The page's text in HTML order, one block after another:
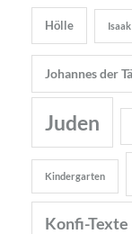
Hölle Isaak
Johannes der
Juden
Kindergarten
Konfi-Texte